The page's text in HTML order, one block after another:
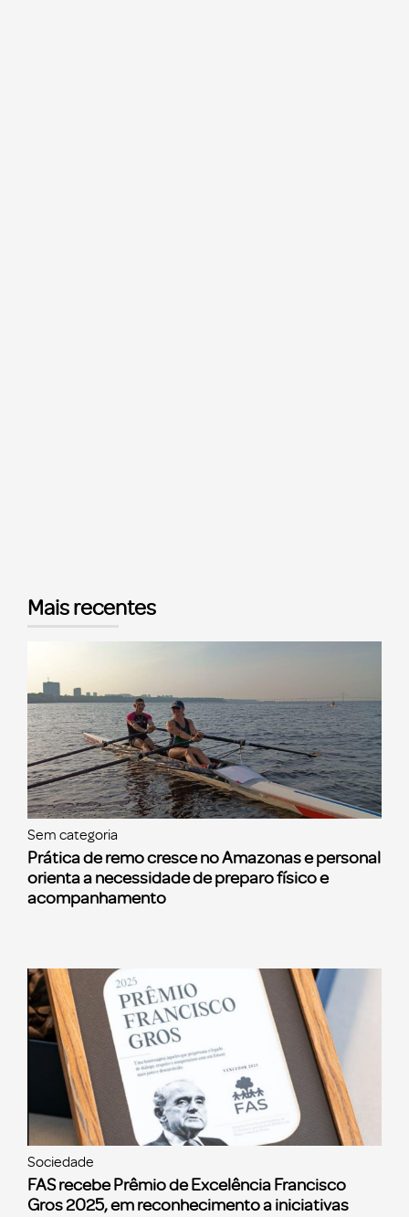
Mais recentes
Sem categoria
Prática de remo cresce no Amazonas e personal
orienta a necessidade de preparo físico e
acompanhamento
Sociedade
FAS recebe Prêmio de Excelência Francisco
Gros 2025, em reconhecimento a iniciativas